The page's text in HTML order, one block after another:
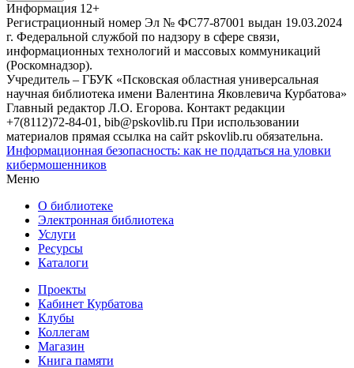
Информация 12+
Регистрационный номер Эл № ФС77-87001 выдан 19.03.2024
г. Федеральной службой по надзору в сфере связи,
информационных технологий и массовых коммуникаций
(Роскомнадзор).
Учредитель – ГБУК «Псковская областная универсальная
научная библиотека имени Валентина Яковлевича Курбатова»
Главный редактор Л.О. Егорова. Контакт редакции
+7(8112)72-84-01, bib@pskovlib.ru При использовании
материалов прямая ссылка на сайт pskovlib.ru обязательна.
Информационная безопасность: как не поддаться на уловки
кибермошенников
Меню
О библиотеке
Электронная библиотека
Услуги
Ресурсы
Каталоги
Проекты
Кабинет Курбатова
Клубы
Коллегам
Магазин
Книга памяти